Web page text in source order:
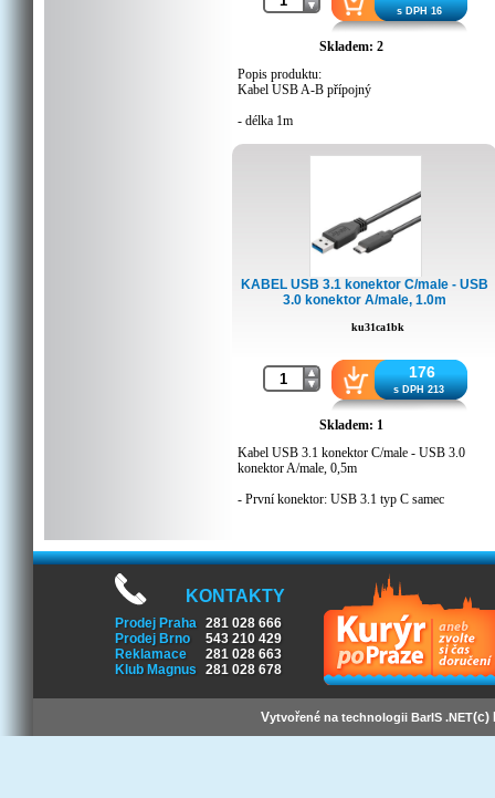
s DPH 16
Skladem: 2
Popis produktu:
Kabel USB A-B přípojný
- délka 1m
KABEL USB 3.1 konektor C/male - USB
3.0 konektor A/male, 1.0m
ku31ca1bk
176
s DPH 213
Skladem: 1
Kabel USB 3.1 konektor C/male - USB 3.0
konektor A/male, 0,5m
- První konektor: USB 3.1 typ C samec
- Nabíjení až do výkonu 4,5W
- Zalévané konektory USB 3.1, které se dají
zasouvat oboustranně,v libovolné orientaci.
- Měděný vnitřní vodič AWG24
- Trojité stínění
- Barva: černá
- Balení PVC sáček s etiketou a EAN kódem
- Délka: 1.0m
KONTAKTY
Prodej Praha 281 028 666
Prodej Brno
543 210 429
Reklamace
281 028 663
Klub Magnus
281 028 678
Vytvořené na technologii BarIS .NET(c)